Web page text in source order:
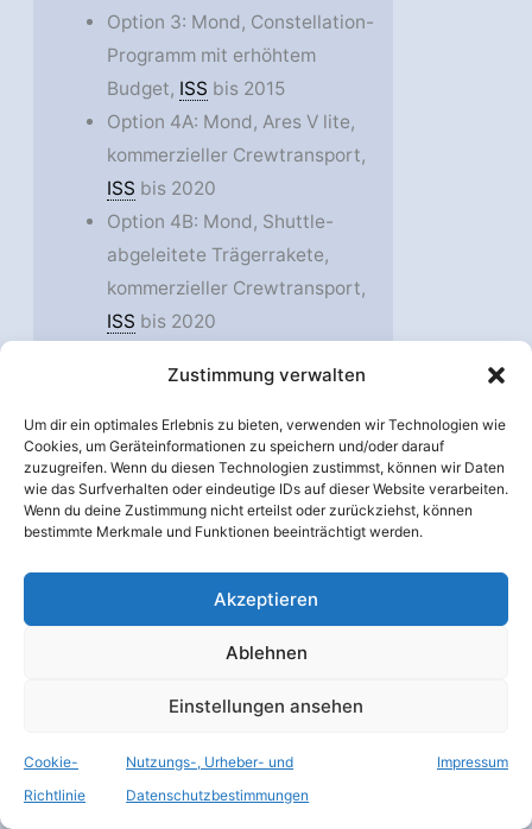
Zustimmung verwalten
Um dir ein optimales Erlebnis zu bieten, verwenden wir Technologien wie
Cookies, um Geräteinformationen zu speichern und/oder darauf
zuzugreifen. Wenn du diesen Technologien zustimmst, können wir Daten
wie das Surfverhalten oder eindeutige IDs auf dieser Website verarbeiten.
Wenn du deine Zustimmung nicht erteilst oder zurückziehst, können
bestimmte Merkmale und Funktionen beeinträchtigt werden.
Akzeptieren
Ablehnen
Einstellungen ansehen
Cookie-
Richtlinie
Nutzungs-, Urheber- und
Datenschutzbestimmungen
Impressum
Option 3: Mond, Constellation-
Programm mit erhöhtem
Budget, ISS bis 2015
Option 4A: Mond, Ares V lite,
kommerzieller Crewtransport,
ISS bis 2020
Option 4B: Mond, Shuttle-
abgeleitete Trägerrakete,
kommerzieller Crewtransport,
ISS bis 2020
V lite, kommerzieller
Crewtransport,ISSbis 2020
Option 5B: „flexible path“,EELV
Trägerrakete, kommerzieller
Crewtransport,ISSbis 2020
Shuttle-abgeleitete
Crewtransport,ISSbis 2020